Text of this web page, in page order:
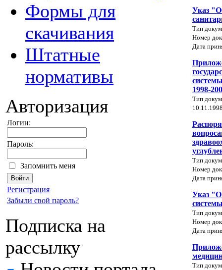
Формы для
скачивания
Штатные
нормативы
Авторизация
Логин:
Пароль:
Запомнить меня
Регистрация
Забыли свой пароль?
Подписка на
рассылку
Указ
Тип
Номер
Дата
1998-
Тип
Тип
Номер
Дата
Указ "О
Тип
Номер
Дата
Тип